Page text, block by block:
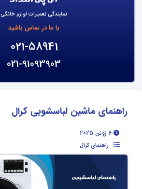
نمایندگی تعمیرات لوازم خانگی
با ما در تماس باشید
021-58941
021-91093903
راهنمای ماشین لباسشویی کرال
راهنمای کرال